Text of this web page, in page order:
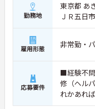
勤務地
東京都 あ
ＪＲ五日
雇用形態 非常勤・
応募要件
■経験不
修（ヘル
れかあれ